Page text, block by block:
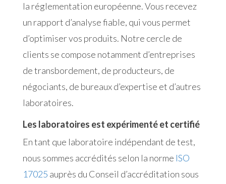
la réglementation européenne. Vous recevez
un rapport d’analyse fiable, qui vous permet
d’optimiser vos produits. Notre cercle de
clients se compose notamment d’entreprises
de transbordement, de producteurs, de
négociants, de bureaux d’expertise et d’autres
laboratoires.
Les laboratoires est expérimenté et certifié
En tant que laboratoire indépendant de test,
nous sommes accrédités selon la norme ISO
17025 auprès du Conseil d’accréditation sous